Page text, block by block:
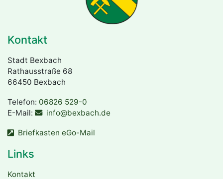
Kontakt
Stadt Bexbach
Rathausstraße 68
66450 Bexbach
Telefon: 06826 529-0
E-Mail:
info@bexbach.de
Briefkasten eGo-Mail
Links
Kontakt